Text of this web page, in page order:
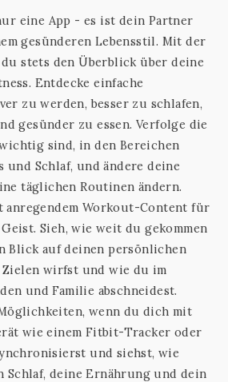
eine App - es ist dein Partner
gesünderen Lebensstil. Mit der
stets den Überblick über deine
Entdecke einfache
zu werden, besser zu schlafen,
gesünder zu essen. Verfolge die
sind, in den Bereichen
und Schlaf, und ändere deine
täglichen Routinen ändern.
anregendem Workout-Content für
Sieh, wie weit du gekommen
Blick auf deinen persönlichen
wirfst und wie du im
und Familie abschneidest.
wenn du dich mit
wie einem Fitbit-Tracker oder
und siehst, wie
Schlaf, deine Ernährung und dein